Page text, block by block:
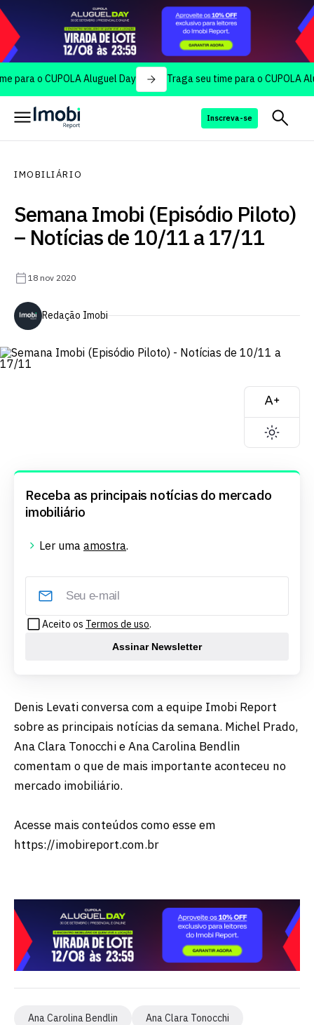
o CUPOLA Aluguel Day Traga seu time para o CUPOLA Aluguel
Inscreva-se
IMOBILIÁRIO
Semana Imobi (Episódio Piloto)
– Notícias de 10/11 a 17/11
18 nov 2020
Redação Imobi
Receba as principais notícias do mercado
imobiliário
Ler uma amostra.
Aceito os Termos de uso.
Assinar Newsletter
Denis Levati conversa com a equipe Imobi Report
sobre as principais notícias da semana. Michel Prado,
Ana Clara Tonocchi e Ana Carolina Bendlin
comentam o que de mais importante aconteceu no
mercado imobiliário.
Acesse mais conteúdos como esse em
https://imobireport.com.br
Ana Carolina Bendlin
Ana Clara Tonocchi